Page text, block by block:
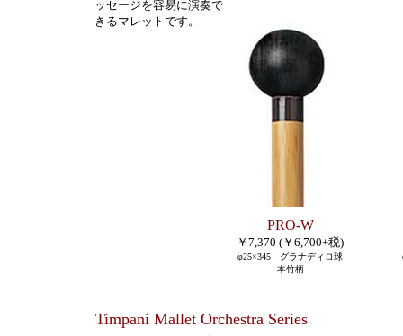
Timpani Mallet Orchestra Series
ッセージを容易に演奏で
きるマレットです。
PRO-W
￥7,370 (￥6,700+税)
φ25×345 グラナディロ球
本竹柄